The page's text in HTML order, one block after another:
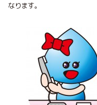
なります。